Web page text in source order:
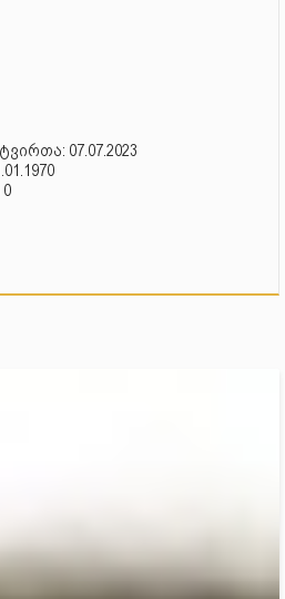
07.07.2023